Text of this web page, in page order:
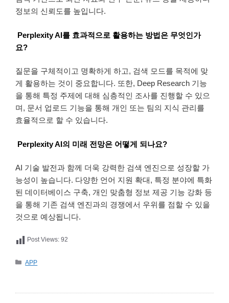
정보의 신뢰도를 높입니다.
Perplexity AI를 효과적으로 활용하는 방법은 무엇인가
요?
질문을 구체적이고 명확하게 하고, 검색 모드를 목적에 맞
게 활용하는 것이 중요합니다. 또한, Deep Research 기능
을 통해 특정 주제에 대해 심층적인 조사를 진행할 수 있으
며, 문서 업로드 기능을 통해 개인 또는 팀의 지식 관리를
효율적으로 할 수 있습니다.
Perplexity AI의 미래 전망은 어떻게 되나요?
AI 기술 발전과 함께 더욱 강력한 검색 엔진으로 성장할 가
능성이 높습니다. 다양한 언어 지원 확대, 특정 분야에 특화
된 데이터베이스 구축, 개인 맞춤형 정보 제공 기능 강화 등
을 통해 기존 검색 엔진과의 경쟁에서 우위를 점할 수 있을
것으로 예상됩니다.
Post Views: 92
카
APP